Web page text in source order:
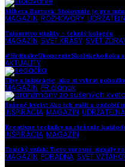
Alžbeta Bartová: Stolovanie je pre
MAGAZÍN ROZHOVORY
Tajomstvo vitality – tekutý kolagén
MAGAZÍN SVET KRÁSY SVET
#HrdinskeUkoncenieSkolskehoRoka
AKTUALITY
Tipy a inšpirácie, ako si vybrať
MAGAZÍN PR článok
Sušené kvety: Ako ich sušiť a ozdobiť
INŠPIRÁCIA MAGAZÍN
Kreatívne techniky na riešenie
INŠPIRÁCIA MAGAZÍN
Toxický vzťah: Tieto varovné signály
MAGAZÍN PORADŇA SVET